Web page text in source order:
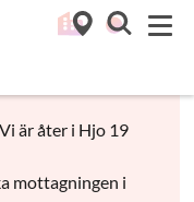
är åter i Hjo 19
mottagningen i